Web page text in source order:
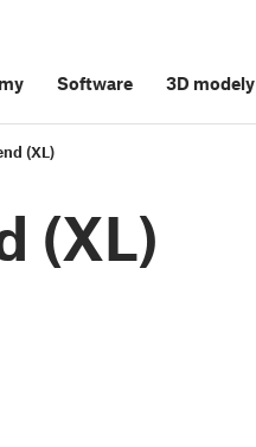
Software 3D modely
(XL)
(XL)